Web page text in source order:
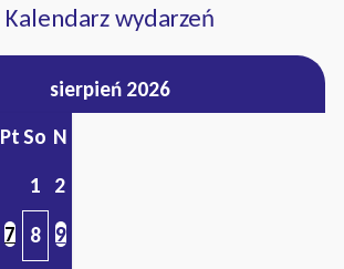
Kalendarz wydarzeń
sierpień 2026
PtSo N
1
2
7 8 9